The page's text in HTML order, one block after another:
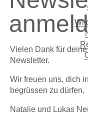
Vielen Dank für
Newsletter.
Wir freuen uns, dich
begrüssen zu dürfen.
Natalie und Lukas